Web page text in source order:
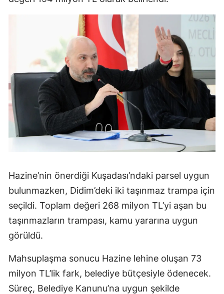
Hazine’nin önerdiği Kuşadası’ndaki parsel uygun
bulunmazken, Didim’deki iki taşınmaz trampa için
seçildi. Toplam değeri 268 milyon TL’yi aşan bu
taşınmazların trampası, kamu yararına uygun
görüldü.
Mahsuplaşma sonucu Hazine lehine oluşan 73
milyon TL’lik fark, belediye bütçesiyle ödenecek.
Süreç, Belediye Kanunu’na uygun şekilde